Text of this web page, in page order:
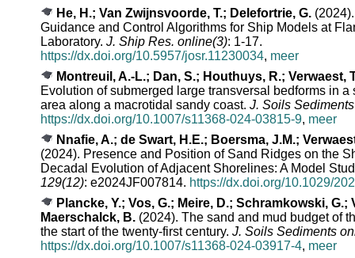
He, H.; Van Zwijnsvoorde, T.; Delefortrie, G.
Guidance and Control Algorithms for Ship Models at
Laboratory. J. Ship Res. online(3): 1-17.
https://dx.doi.org/10.5957/josr.11230034, meer
Montreuil, A.-L.; Dan, S.; Houthuys, R.; Verwaest,
Evolution of submerged large transversal bedforms in
area along a macrotidal sandy coast. J. Soils
https://dx.doi.org/10.1007/s11368-024-03815-9, meer
Nnafie, A.; de Swart, H.E.; Boersma, J.M.;
(2024). Presence and Position of Sand Ridges on the
Decadal Evolution of Adjacent Shorelines: A Model
129(12): e2024JF007814. https://dx.doi.org/10.1029/
Plancke, Y.; Vos, G.; Meire, D.; Schramkowski, G.;
Maerschalck, B. (2024). The sand and mud budget of
the start of the twenty-first century. J. Soils Sediments
https://dx.doi.org/10.1007/s11368-024-03917-4, meer